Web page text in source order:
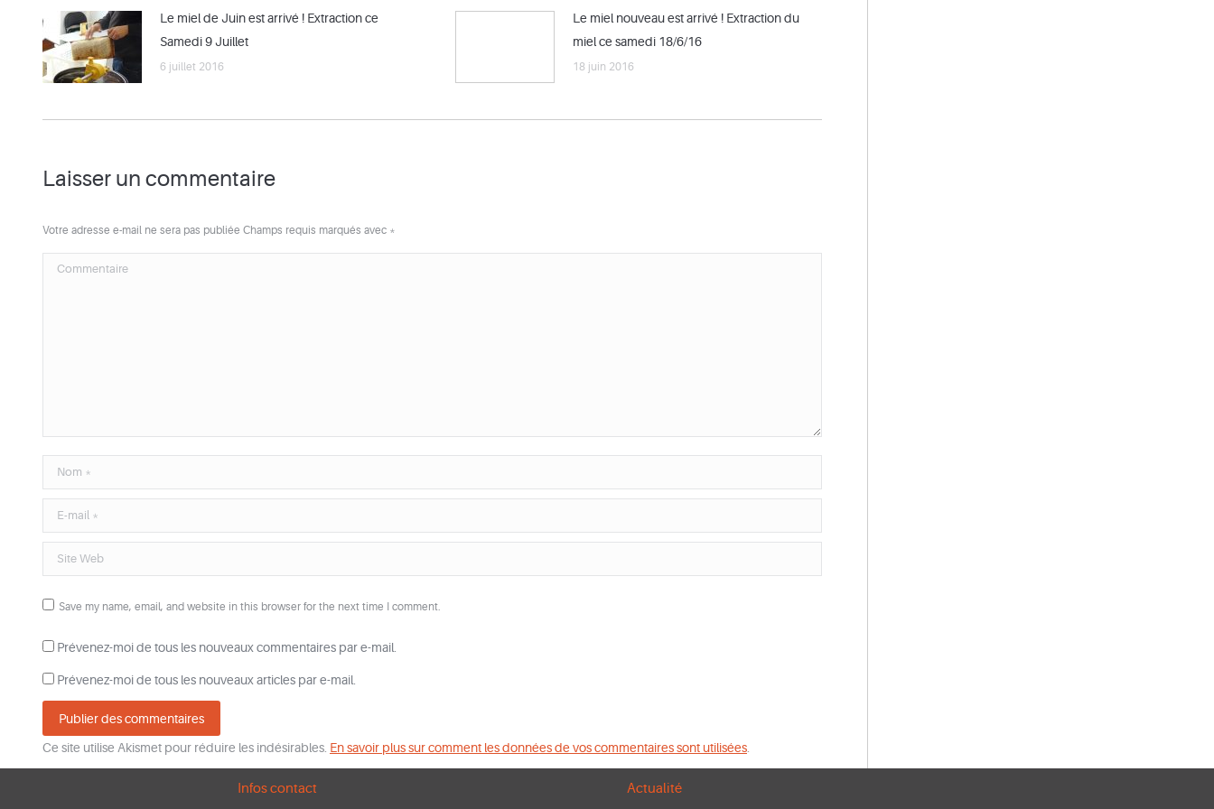
Le miel de Juin est arrivé ! Extraction ce
Samedi 9 Juillet
6 juillet 2016
Le miel nouveau est arrivé ! Extraction du
miel ce samedi 18/6/16
18 juin 2016
Laisser un commentaire
Votre adresse e-mail ne sera pas publiée Champs requis marqués avec *
Commentaire
Nom *
E-mail *
Site Web
Save my name, email, and website in this browser for the next time I comment.
Prévenez-moi de tous les nouveaux commentaires par e-mail.
Prévenez-moi de tous les nouveaux articles par e-mail.
Publier des commentaires
Ce site utilise Akismet pour réduire les indésirables. En savoir plus sur comment les données de vos commentaires sont utilisées
Infos contact Actualité